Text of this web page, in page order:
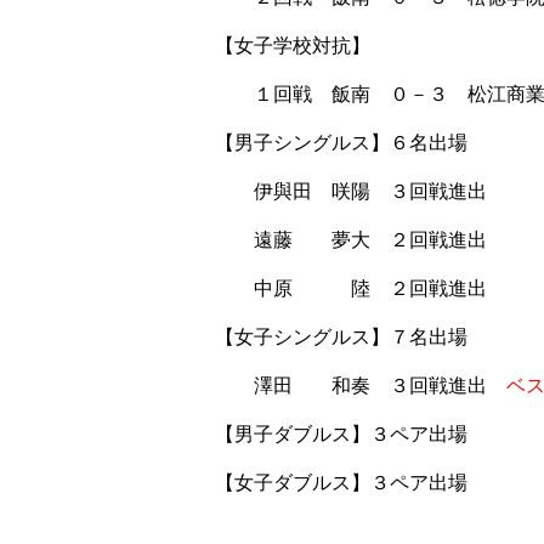
【女子学校対抗】
１回戦 飯南 ０－３ 松江商業
【男子シングルス】６名出場
伊與田 咲陽 ３回戦進出
遠藤 夢大 ２回戦進出
中原 陸 ２回戦進出
【女子シングルス】７名出場
澤田 和奏 ３回戦進出 ベ
【男子ダブルス】３ペア出場
【女子ダブルス】３ペア出場